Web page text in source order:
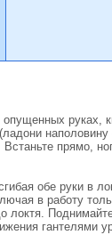
опущенных руках,
прямо,
обе руки в
в работу
локтя.
гантелями